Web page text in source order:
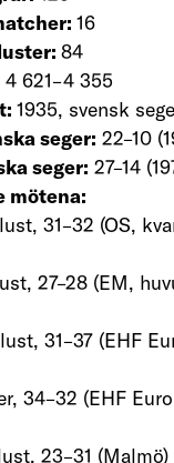
16
84
4 621–4 355
1935, svensk
seger: 22–10
seger: 27–14
mötena:
31–32 (OS,
27–28 (EM,
31–37 (EHF
34–32 (EHF
23–31 (Malmö)